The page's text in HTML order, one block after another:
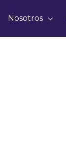
Nosotros